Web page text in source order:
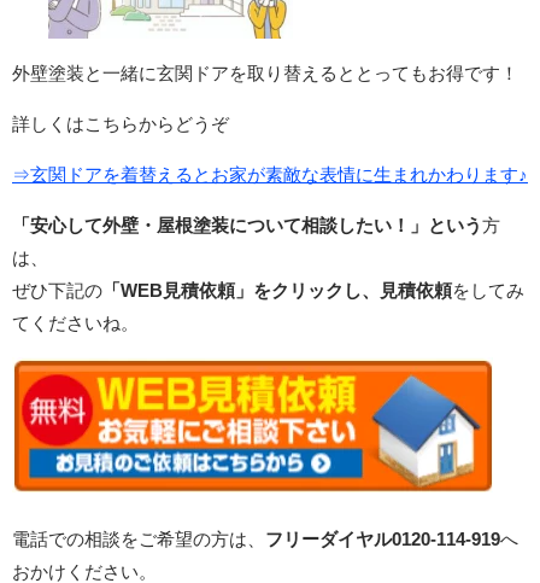
外壁塗装と一緒に玄関ドアを取り替えるととってもお得です！
詳しくはこちらからどうぞ
⇒玄関ドアを着替えるとお家が素敵な表情に生まれかわります♪
「安心して外壁・屋根塗装について相談したい！」という方
は、
ぜひ下記の 「WEB見積依頼」をクリックし、見積依頼をしてみ
てくださいね。
電話での相談をご希望の方は、 フリーダイヤル0120-114-919へ
おかけください。